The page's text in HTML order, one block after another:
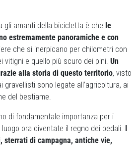
gli amanti della bicicletta è che le
estremamente panoramiche e con
che si inerpicano per chilometri con
vitigni e quello più scuro dei pini. Un
alla storia di questo territorio, visto
sono legate all’agricoltura, ai
del bestiame.
di fondamentale importanza per i
ora diventate il regno dei pedali. I
sterrati di campagna, antiche vie,